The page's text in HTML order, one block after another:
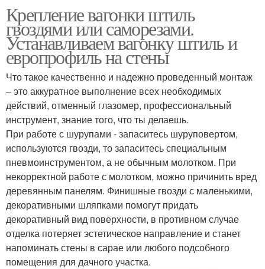
Крепление вагонки штиль
гвоздями или саморезами.
Устанавливаем вагонку штиль и
европрофиль на стены
Что такое качественно и надежно проведенный монтаж
– это аккуратное выполнение всех необходимых
действий, отменный глазомер, профессиональный
инструмент, знание того, что ты делаешь.
При работе с шурупами - запаситесь шуруповертом,
используются гвозди, то запаситесь специальным
пневмоинструментом, а не обычным молотком. При
некорректной работе с молотком, можно причинить вред
деревянным панелям. Финишные гвозди с маленькими,
декоративными шляпками помогут придать
декоративный вид поверхности, в противном случае
отделка потеряет эстетическое направление и станет
напоминать стены в сарае или любого подсобного
помещения для дачного участка.